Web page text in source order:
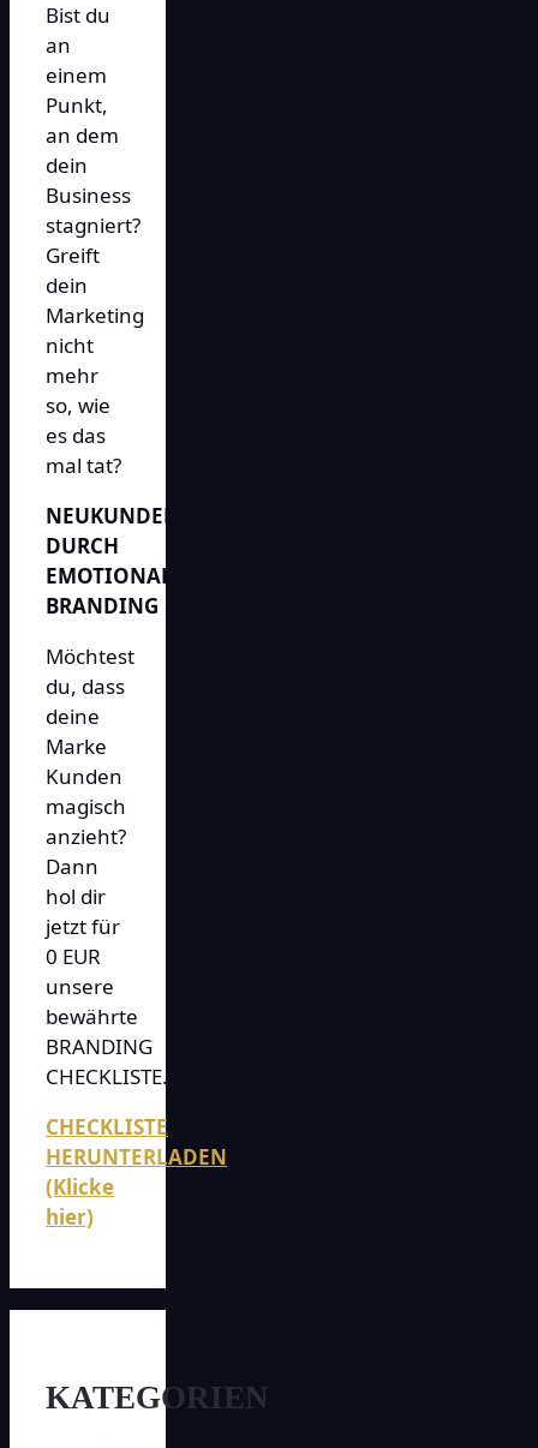
Bist du
an
einem
Punkt,
an dem
dein
Business
stagniert?
Greift
dein
Marketing
nicht
mehr
so, wie
es das
mal tat?
NEUKUNDENGEWINNUNG
DURCH
EMOTIONALES
BRANDING
Möchtest
du, dass
deine
Marke
Kunden
magisch
anzieht?
Dann
hol dir
jetzt für
0 EUR
unsere
bewährte
BRANDING
CHECKLISTE.
CHECKLISTE
HERUNTERLADEN
(Klicke
hier)
KATEGORIEN